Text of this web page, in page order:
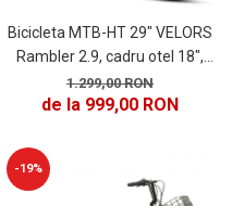
Bicicleta MTB-HT 29" VELORS
Rambler 2.9, cadru otel 18",
manete secventiale, frane disc, 21
viteze, gri/negru
1.299,00 RON
de la 999,00 RON
-19%